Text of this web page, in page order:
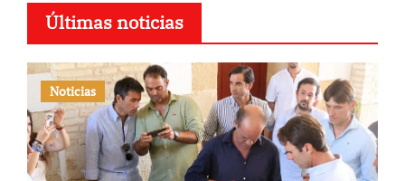
Últimas noticias
Noticias